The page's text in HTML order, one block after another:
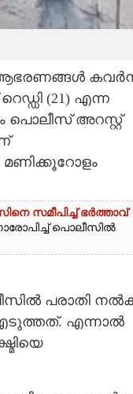
ആഭരണങ്ങൾ
(21) എന്ന
പൊലീസ് അറസ്റ്റ്
മണിക്കൂറോളം
സമീപിച്ച് ഭർത്താവ്
പൊലീസിൽ
പരാതി
എന്നാൽ